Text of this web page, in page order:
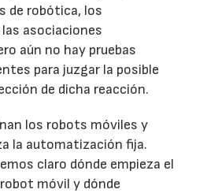
de robótica, los
asociaciones
aún no hay pruebas
para juzgar la posible
de dicha reacción.
los robots móviles y
la automatización fija.
claro dónde empieza el
móvil y dónde